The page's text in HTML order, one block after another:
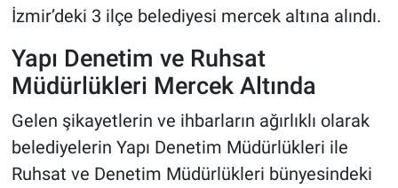
İzmir’deki 3 ilçe belediyesi mercek altına alındı.
Yapı Denetim ve Ruhsat
Müdürlükleri Mercek Altında
Gelen şikayetlerin ve ihbarların ağırlıklı olarak
belediyelerin Yapı Denetim Müdürlükleri ile
Ruhsat ve Denetim Müdürlükleri bünyesindeki